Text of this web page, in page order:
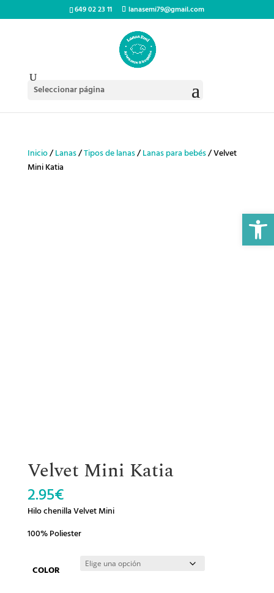
Abrir
649 02 23 11 lanasemi79@gmail.com
Seleccionar página
Inicio/Lanas/Tipos de lanas/Lanas para bebés/ Velvet
Mini Katia
Velvet Mini Katia
2.95€
Hilo chenilla Velvet Mini
100% Poliester
COLOR